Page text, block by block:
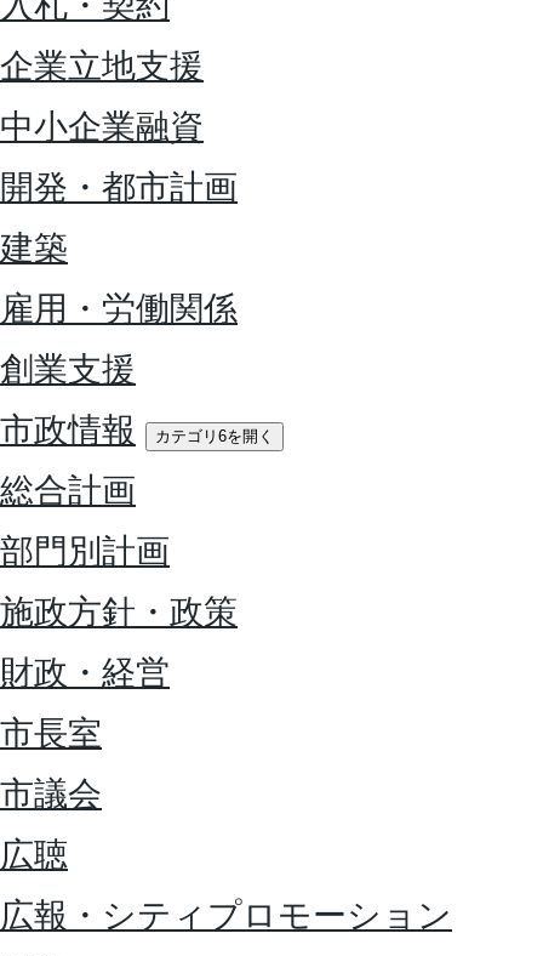
企業立地支援
中小企業融資
開発・都市計画
建築
雇用・労働関係
創業支援
市政情報
カテゴリ6を開く
総合計画
部門別計画
施政方針・政策
財政・経営
市長室
市議会
広聴
広報・シティプロモーション